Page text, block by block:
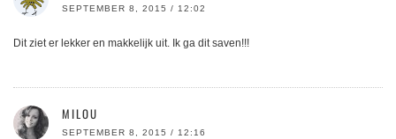
SEPTEMBER 8, 2015 / 12:02
Dit ziet er lekker en makkelijk uit. Ik ga dit saven!!!
MILOU
SEPTEMBER 8, 2015 / 12:16